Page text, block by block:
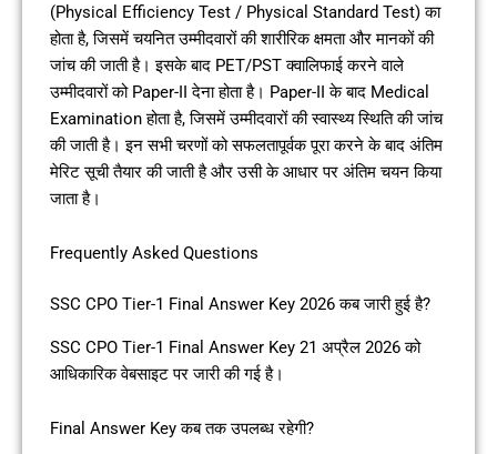
(Physical Efficiency Test / Physical Standard Test) का
होता है, जिसमें चयनित उम्मीदवारों की शारीरिक क्षमता और मानकों की
जांच की जाती है। इसके बाद PET/PST क्वालिफाई करने वाले
उम्मीदवारों को Paper-II देना होता है। Paper-II के बाद Medical
Examination होता है, जिसमें उम्मीदवारों की स्वास्थ्य स्थिति की जांच
की जाती है। इन सभी चरणों को सफलतापूर्वक पूरा करने के बाद अंतिम
मेरिट सूची तैयार की जाती है और उसी के आधार पर अंतिम चयन किया
जाता है।
Frequently Asked Questions
SSC CPO Tier-1 Final Answer Key 2026 कब जारी हुई है?
SSC CPO Tier-1 Final Answer Key 21 अप्रैल 2026 को
आधिकारिक वेबसाइट पर जारी की गई है।
Final Answer Key कब तक उपलब्ध रहेगी?